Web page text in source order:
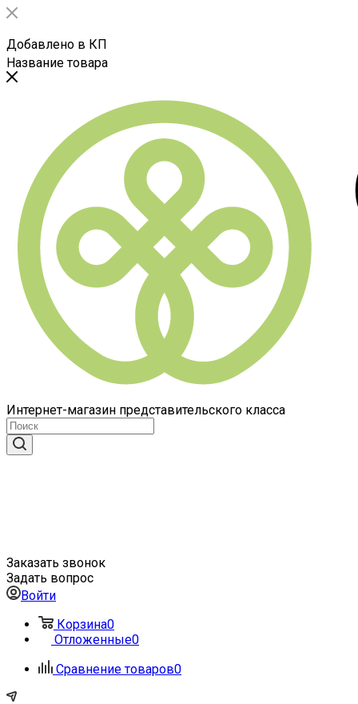
Добавлено в КП
Название товара
Интернет-магазин представительского класса
Заказать звонок
Задать вопрос
Войти
Корзина0
Отложенные0
Сравнение товаров0